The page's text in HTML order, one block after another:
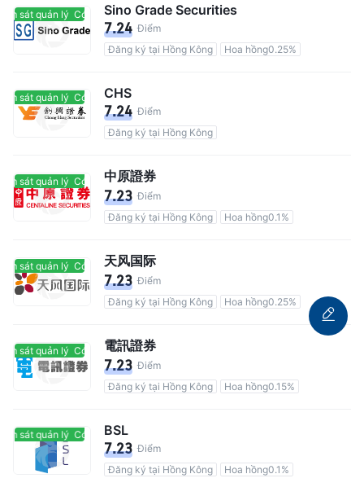
sát quản lý Có giám sát quản lý
Sino Grade Securities
7.24 Điểm
Đăng ký tại Hồng Kông
Hoa hồng0.25%
sát quản lý Có giám sát quản lý
CHS
7.24 Điểm
Đăng ký tại Hồng Kông
sát quản lý Có giám sát quản lý
中原證券
7.23 Điểm
Đăng ký tại Hồng Kông
Hoa hồng0.1%
sát quản lý Có giám sát quản lý
天风国际
7.23 Điểm
Đăng ký tại Hồng Kông
Hoa hồng0.25%
sát quản lý Có giám sát quản lý
電訊證券
7.23 Điểm
Đăng ký tại Hồng Kông
Hoa hồng0.15%
sát quản lý Có giám sát quản lý
BSL
7.23 Điểm
Đăng ký tại Hồng Kông
Hoa hồng0.1%